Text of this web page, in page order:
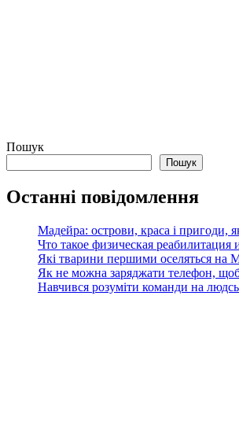
Пошук
Пошук
Останні повідомлення
Мадейра: острови, краса і пригоди,
Что такое физическая
Які тварини першими оселяться на
Як не можна заряджати телефон,
Навчився розуміти команди на